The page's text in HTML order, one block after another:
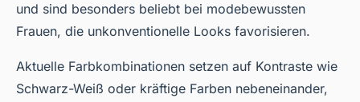
und sind besonders beliebt bei modebewussten
Frauen, die unkonventionelle Looks favorisieren.
Aktuelle Farbkombinationen setzen auf Kontraste wie
Schwarz-Weiß oder kräftige Farben nebeneinander,